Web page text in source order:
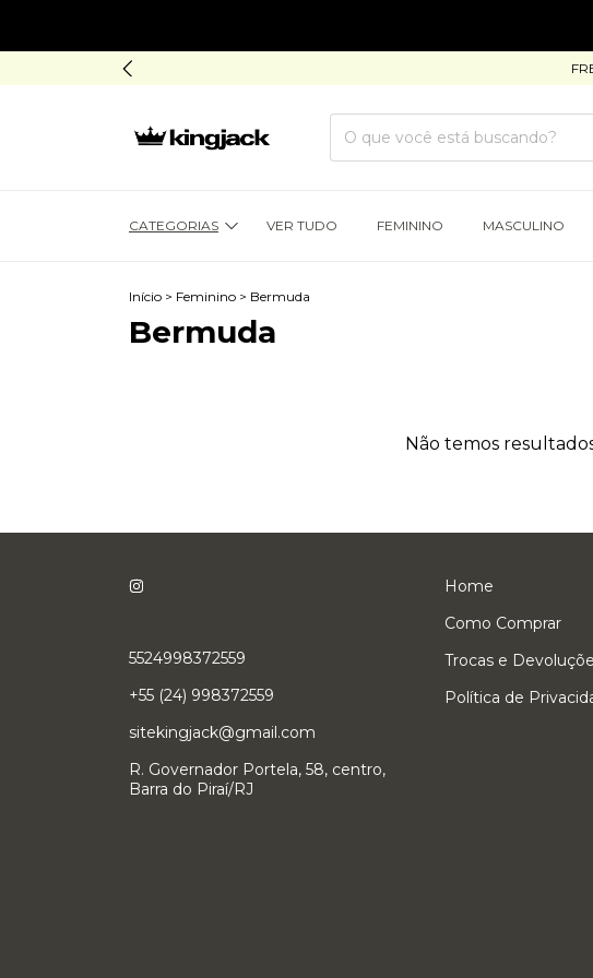
CATEGORIAS VER TUDO FEMININO MASCULINO
Início > Feminino > Bermuda
Bermuda
Não temos
5524998372559
+55 (24) 998372559
sitekingjack@gmail.com
R. Governador Portela, 58, centro,
Barra do Piraí/RJ
Home
Como Comprar
Trocas e
Política de